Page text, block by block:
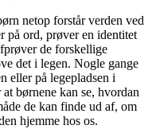
netop forstår verden ved
på ord, prøver en identitet
de forskellige
det i legen. Nogle gange
eller på legepladsen i
børnene kan se, hvordan
de kan finde ud af, om
hjemme hos os.